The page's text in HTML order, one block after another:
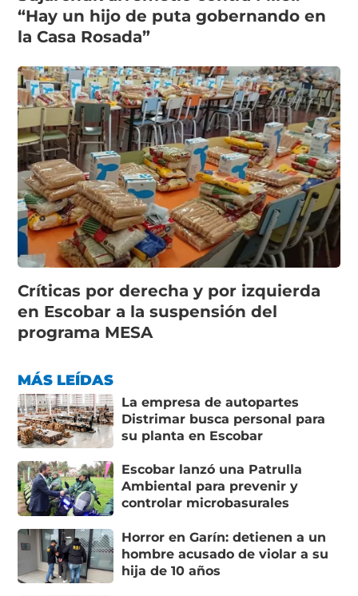
“Hay un hijo de puta gobernando en
la Casa Rosada”
Críticas por derecha y por izquierda
en Escobar a la suspensión del
programa MESA
MÁS LEÍDAS
La empresa de autopartes
Distrimar busca personal para
su planta en Escobar
Escobar lanzó una Patrulla
Ambiental para prevenir y
controlar microbasurales
Horror en Garín: detienen a un
hombre acusado de violar a su
hija de 10 años